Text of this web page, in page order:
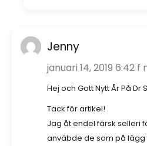
Jenny
januari 14, 2019 6:42 f
Hej och Gott Nytt År På
Tack för artikel!
Jag åt endel färsk selleri
anväbde de som på lägg